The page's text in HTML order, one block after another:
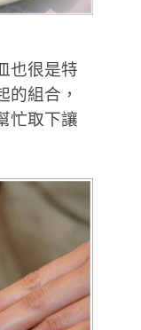
也很是特
的組合，
忙取下讓